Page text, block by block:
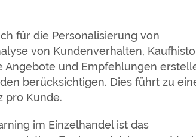
für die Personalisierung von
von Kundenverhalten,
und Empfehlungen
berücksichtigen. Dies führt zu
pro Kunde.
im Einzelhandel ist das